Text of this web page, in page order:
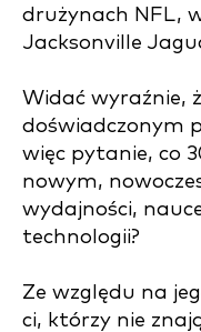
drużynach NFL,
Jacksonville
Widać wyraźnie,
doświadczonym
więc pytanie, co
nowym,
wydajności,
technologii?
Ze względu na
ci, którzy nie